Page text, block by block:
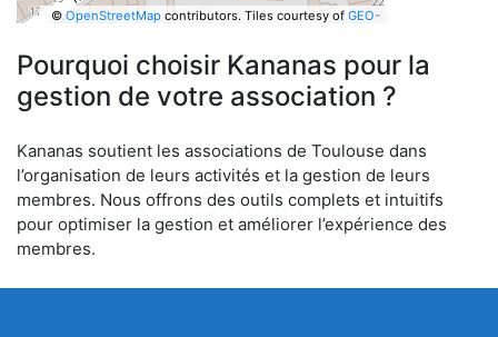
© OpenStreetMapcontributors. Tiles courtesy of GEO-
Pourquoi choisir Kananas pour la
gestion de votre association ?
Kananas soutient les associations de Toulouse dans
l’organisation de leurs activités et la gestion de leurs
membres. Nous offrons des outils complets et intuitifs
pour optimiser la gestion et améliorer l’expérience des
membres.